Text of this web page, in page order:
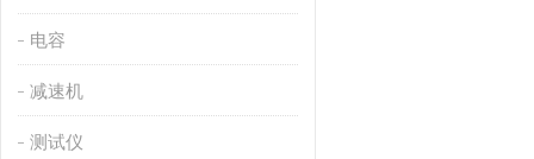
电容
减速机
测试仪